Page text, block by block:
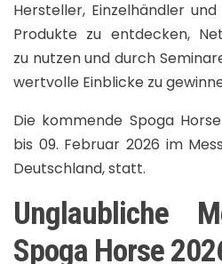
Hersteller, Einzelhändler
Produkte zu entdecken,
zu nutzen und durch
wertvolle Einblicke zu
Die kommende Spoga
bis 09. Februar 2026 im
Deutschland, statt.
Unglaubliche
Spoga Horse